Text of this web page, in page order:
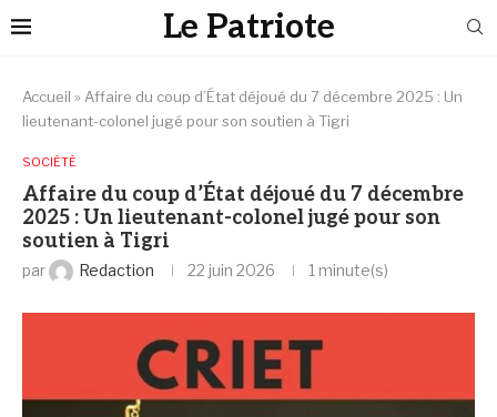
Le Patriote
Accueil » Affaire du coup d’État déjoué du 7 décembre 2025 : Un
lieutenant-colonel jugé pour son soutien à Tigri
SOCIÉTÉ
Affaire du coup d’État déjoué du 7 décembre
2025 : Un lieutenant-colonel jugé pour son
soutien à Tigri
par Redaction 22 juin 2026 1 minute(s)